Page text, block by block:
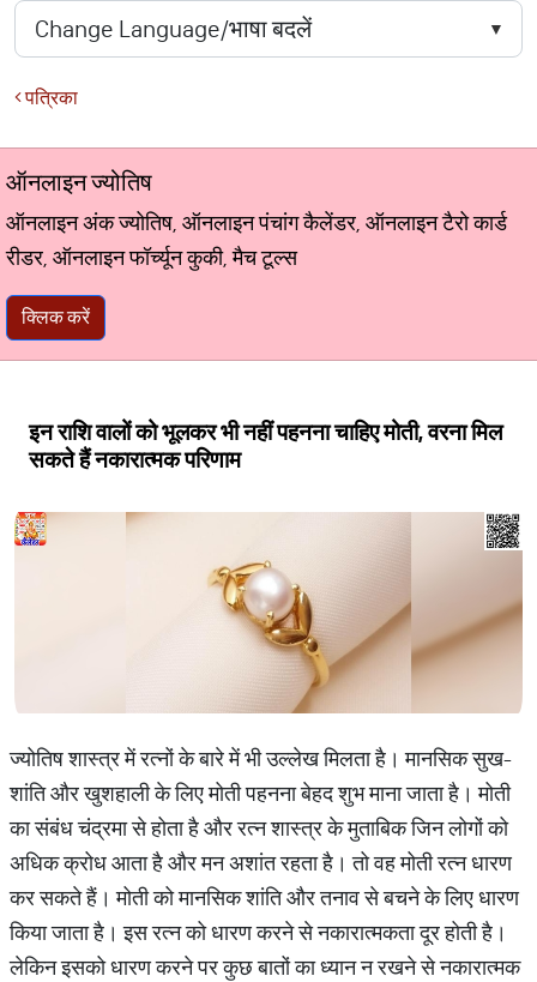
पत्रिका
ऑनलाइन ज्योतिष
ऑनलाइन अंक ज्योतिष, ऑनलाइन पंचांग कैलेंडर, ऑनलाइन टैरो कार्ड
रीडर, ऑनलाइन फॉर्च्यून कुकी, मैच टूल्स
क्लिक करें
इन राशि वालों को भूलकर भी नहीं पहनना चाहिए मोती, वरना मिल
सकते हैं नकारात्मक परिणाम
ज्योतिष शास्त्र में रत्नों के बारे में भी उल्लेख मिलता है। मानसिक सुख-
शांति और खुशहाली के लिए मोती पहनना बेहद शुभ माना जाता है। मोती
का संबंध चंद्रमा से होता है और रत्न शास्त्र के मुताबिक जिन लोगों को
अधिक क्रोध आता है और मन अशांत रहता है। तो वह मोती रत्न धारण
कर सकते हैं। मोती को मानसिक शांति और तनाव से बचने के लिए धारण
किया जाता है। इस रत्न को धारण करने से नकारात्मकता दूर होती है।
लेकिन इसको धारण करने पर कुछ बातों का ध्यान न रखने से नकारात्मक